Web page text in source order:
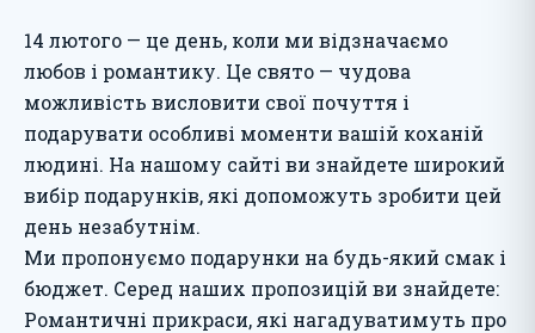
14 лютого — це день, коли ми відзначаємо
любов і романтику. Це свято — чудова
можливість висловити свої почуття і
подарувати особливі моменти вашій коханій
людині. На нашому сайті ви знайдете широкий
вибір подарунків, які допоможуть зробити цей
день незабутнім.
Ми пропонуємо подарунки на будь-який смак і
бюджет. Серед наших пропозицій ви знайдете:
Романтичні прикраси, які нагадуватимуть про